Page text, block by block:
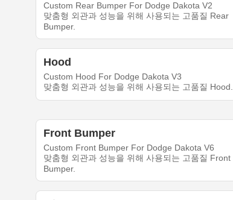
Custom Rear Bumper For Dodge Dakota V2
맞춤형 외관과 성능을 위해 사용되는 고품질 Rear
Bumper.
Hood
Custom Hood For Dodge Dakota V3
맞춤형 외관과 성능을 위해 사용되는 고품질 Hood.
Front Bumper
Custom Front Bumper For Dodge Dakota V6
맞춤형 외관과 성능을 위해 사용되는 고품질 Front
Bumper.